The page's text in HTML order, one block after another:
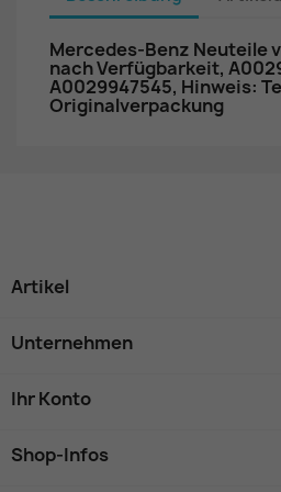
Mercedes-Benz Neuteile
nach Verfügbarkeit,
A0029947545, Hinweis:
Originalverpackung
Artikel
Unternehmen
Ihr Konto
Shop-Infos